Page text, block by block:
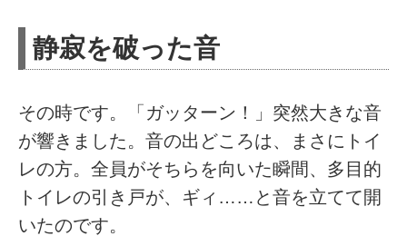
静寂を破った音
その時です。「ガッターン！」突然大きな音
が響きました。音の出どころは、まさにトイ
レの方。全員がそちらを向いた瞬間、多目的
トイレの引き戸が、ギィ……と音を立てて開
いたのです。